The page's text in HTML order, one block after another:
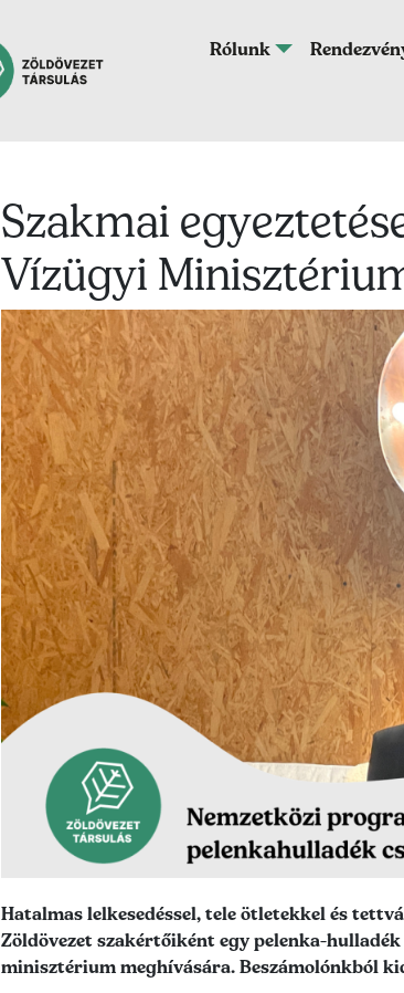
Fő navigáció
Rólunk
Szakmai
Vízügyi
Lead kép
Lead szöveg
Hatalmas lelkesedéssel, tele ötletekkel és
Zöldövezet szakértőiként egy pelenka-
minisztérium meghívására. Beszámolónkból